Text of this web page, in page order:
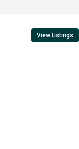
View Listings